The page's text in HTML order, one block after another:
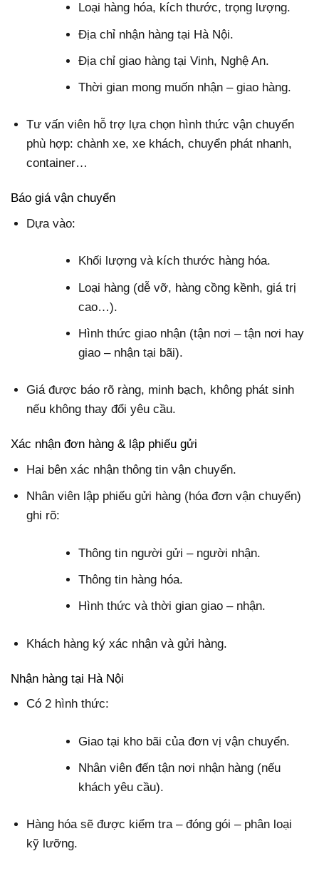
Loại hàng hóa, kích thước, trọng lượng.
Địa chỉ nhận hàng tại Hà Nội.
Địa chỉ giao hàng tại Vinh, Nghệ An.
Thời gian mong muốn nhận – giao hàng.
Tư vấn viên hỗ trợ lựa chọn hình thức vận chuyển
phù hợp: chành xe, xe khách, chuyển phát nhanh,
container…
Báo giá vận chuyển
Dựa vào:
Khối lượng và kích thước hàng hóa.
Loại hàng (dễ vỡ, hàng cồng kềnh, giá trị
cao…).
Hình thức giao nhận (tận nơi – tận nơi hay
giao – nhận tại bãi).
Giá được báo rõ ràng, minh bạch, không phát sinh
nếu không thay đổi yêu cầu.
Xác nhận đơn hàng & lập phiếu gửi
Hai bên xác nhận thông tin vận chuyển.
Nhân viên lập phiếu gửi hàng (hóa đơn vận chuyển)
ghi rõ:
Thông tin người gửi – người nhận.
Thông tin hàng hóa.
Hình thức và thời gian giao – nhận.
Khách hàng ký xác nhận và gửi hàng.
Nhận hàng tại Hà Nội
Có 2 hình thức:
Giao tại kho bãi của đơn vị vận chuyển.
Nhân viên đến tận nơi nhận hàng (nếu
khách yêu cầu).
Hàng hóa sẽ được kiểm tra – đóng gói – phân loại
kỹ lưỡng.